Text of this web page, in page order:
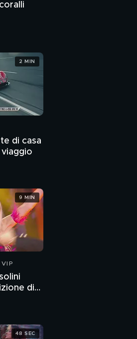
di casa
viaggio
2 MIN
VIP
di
9 MIN
48 SEC